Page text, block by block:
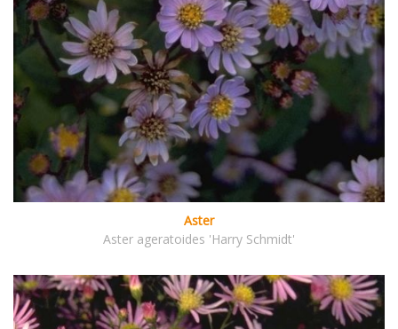
Aster
Aster ageratoides 'Harry Schmidt'